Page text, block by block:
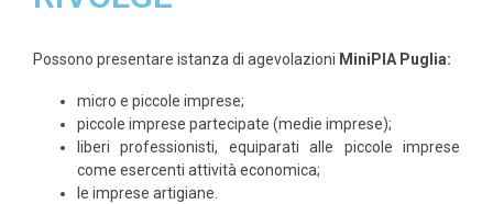
Possono presentare istanza di agevolazioni MiniPIA Puglia:
micro e piccole imprese;
piccole imprese partecipate (medie imprese);
liberi professionisti, equiparati alle piccole imprese
come esercenti attività economica;
le imprese artigiane.